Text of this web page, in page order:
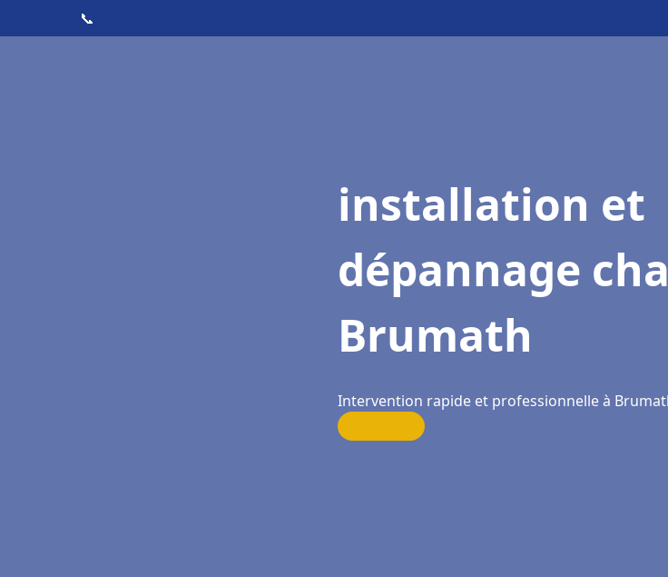
📞
installation et
dépannage
Brumath
Intervention rapide et professionnelle à